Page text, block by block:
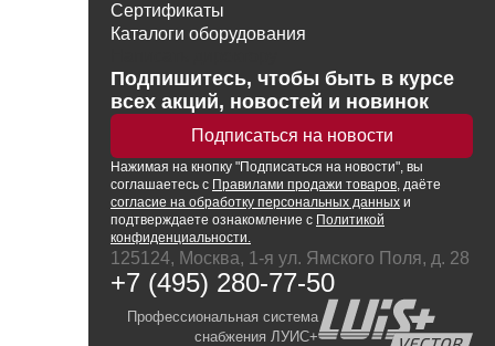
Сертификаты
Каталоги оборудования
Подпишитесь, чтобы быть в курсе
всех акций, новостей и новинок
Подписаться на новости
Нажимая на кнопку "Подписаться на новости", вы
соглашаетесь с Правилами продажи товаров, даёте
согласие на обработку персональных данных и
подтверждаете ознакомление с Политикой
конфиденциальности.
125124, Москва, 1-я ул. Ямского Поля, д. 28
+7 (495) 280-77-50
Профессиональная система
снабжения ЛУИС+